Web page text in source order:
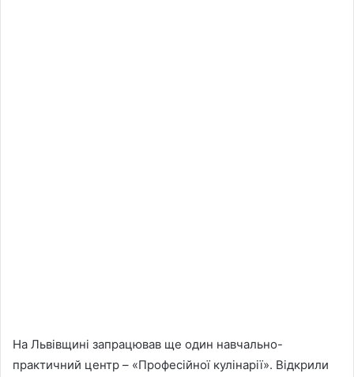
На Львівщині запрацював ще один навчально-
практичний центр – «Професійної кулінарії». Відкрили